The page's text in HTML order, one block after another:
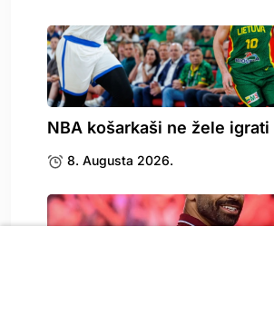
NBA košarkaši ne žele
8. Augusta 2026.